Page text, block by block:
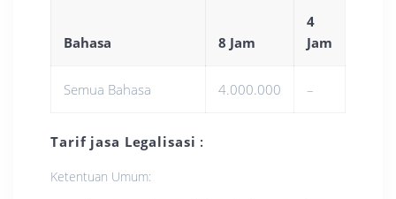
Bahasa 8 Jam
4
Jam
Semua Bahasa 4.000.000 –
Tarif jasa Legalisasi :
Ketentuan Umum: